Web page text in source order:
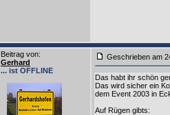
Beitrag von:
Gerhard
... ist OFFLINE
Geschrieben
Das habt ihr schön
Das wird sicher ein
dem Event 2003 in
Auf Rügen gibts: